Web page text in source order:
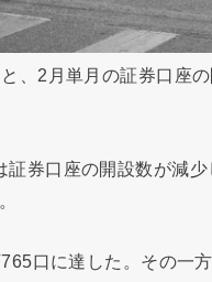
、2月単月の証券口座
券口座の開設数が減少
口に達した。その一